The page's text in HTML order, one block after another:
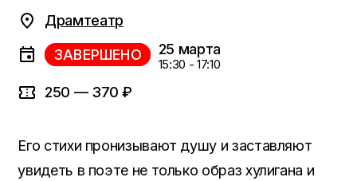
Драмтеатр
ЗАВЕРШЕНО 25 марта
15:30 - 17:10
250 — 370 ₽
Его стихи пронизывают душу и заставляют
увидеть в поэте не только образ хулигана и